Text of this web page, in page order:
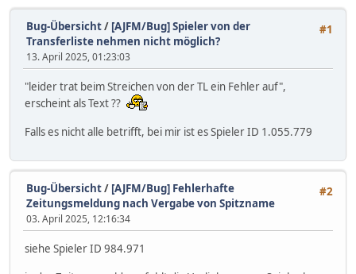
#1
Bug-Übersicht/ [AJFM/Bug] Spieler von der
Transferliste nehmen nicht möglich?
13. April 2025, 01:23:03
"leider trat beim Streichen von der TL ein Fehler auf",
erscheint als Text ??
Falls es nicht alle betrifft, bei mir ist es Spieler ID 1.055.779
#2
Bug-Übersicht/ [AJFM/Bug] Fehlerhafte
Zeitungsmeldung nach Vergabe von Spitzname
03. April 2025, 12:16:34
siehe Spieler ID 984.971